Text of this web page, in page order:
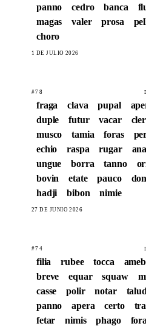
panno
cedro banca
magas
valer prosa
choro
1 DE JULIO 2026
#78
fraga clava pupal
duple
futur vacar
musco
tamia foras
echio
raspa rugar
ungue
borra tanno
bovin
etate pauco
hadji
bibon nimie
27 DE JUNIO 2026
#74
filia rubee tocca
breve
equar squaw
casse
polir notar talud
panno
apera certo
fetar
nimis phago